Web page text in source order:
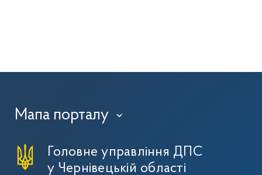
Мапа порталу ›
Головне управління ДПС
у Чернівецькій області